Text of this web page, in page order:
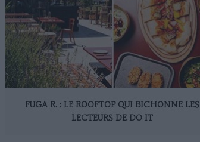
FUGA R. : LE ROOFTOP QUI BICHONNE LES
LECTEURS DE DO IT